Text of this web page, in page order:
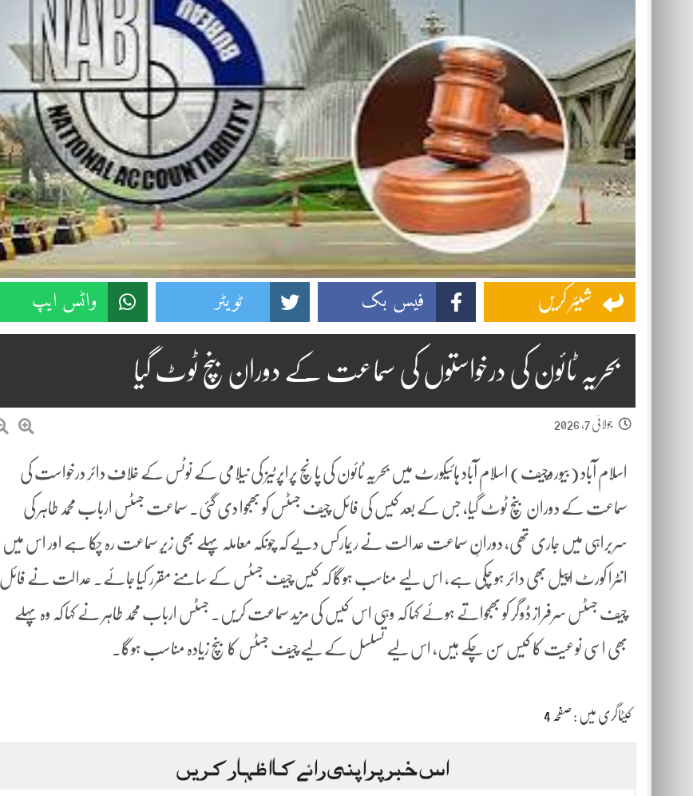
شیئر کریں فیس بک ٹویٹر واٹس ایپ
بحریہ ٹائون کی درخواستوں کی سماعت کے دوران بنچ ٹوٹ گیا
جولائی 7, 2026
اسلام آباد (بیوروچیف) اسلام آباد ہائیکورٹ میں بحریہ ٹائون کی پانچ پراپرٹیز کی نیلامی کے نوٹس کے خلاف دائر درخواست کی
سماعت کے دوران بنچ ٹوٹ گیا، جس کے بعد کیس کی فائل چیف جسٹس کو بھجوا دی گئی۔ سماعت جسٹس ارباب محمد طاہر کی
سربراہی میں جاری تھی، دورانِ سماعت عدالت نے ریمارکس دیے کہ چونکہ معاملہ پہلے بھی زیرِ سماعت رہ چکا ہے اور اس میں
انٹرا کورٹ اپیل بھی دائر ہو چکی ہے، اس لیے مناسب ہوگا کہ کیس چیف جسٹس کے سامنے مقرر کیا جائے۔ عدالت نے فائل
چیف جسٹس سرفراز ڈوگر کو بھجواتے ہوئے کہا کہ وہی اس کیس کی مزید سماعت کریں۔ جسٹس ارباب محمد طاہر نے کہا کہ وہ پہلے
بھی اسی نوعیت کا کیس سن چکے ہیں، اس لیے تسلسل کے لیے چیف جسٹس کا بنچ زیادہ مناسب ہوگا۔
کیٹاگری میں : صفحہ 4
اس خبر پر اپنی رائے کا اظہار کریں